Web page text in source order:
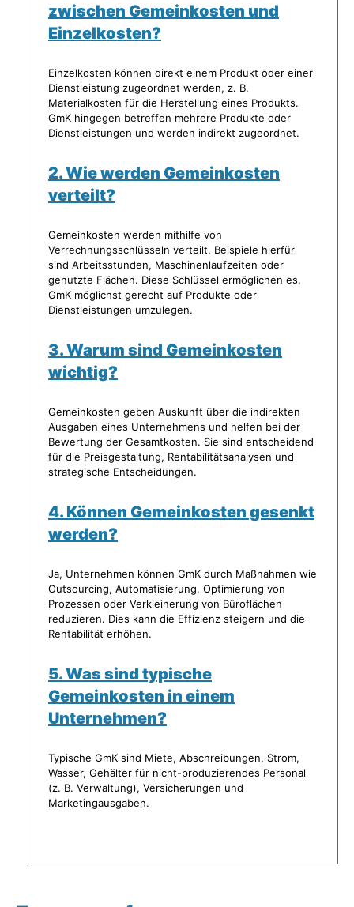
zwischen Gemeinkosten und
Einzelkosten?
Einzelkosten können direkt einem Produkt oder einer
Dienstleistung zugeordnet werden, z. B.
Materialkosten für die Herstellung eines Produkts.
GmK hingegen betreffen mehrere Produkte oder
Dienstleistungen und werden indirekt zugeordnet.
2. Wie werden Gemeinkosten
verteilt?
Gemeinkosten werden mithilfe von
Verrechnungsschlüsseln verteilt. Beispiele hierfür
sind Arbeitsstunden, Maschinenlaufzeiten oder
genutzte Flächen. Diese Schlüssel ermöglichen es,
GmK möglichst gerecht auf Produkte oder
Dienstleistungen umzulegen.
3. Warum sind Gemeinkosten
wichtig?
Gemeinkosten geben Auskunft über die indirekten
Ausgaben eines Unternehmens und helfen bei der
Bewertung der Gesamtkosten. Sie sind entscheidend
für die Preisgestaltung, Rentabilitätsanalysen und
strategische Entscheidungen.
4. Können Gemeinkosten gesenkt
werden?
Ja, Unternehmen können GmK durch Maßnahmen wie
Outsourcing, Automatisierung, Optimierung von
Prozessen oder Verkleinerung von Büroflächen
reduzieren. Dies kann die Effizienz steigern und die
Rentabilität erhöhen.
5. Was sind typische
Gemeinkosten in einem
Unternehmen?
Typische GmK sind Miete, Abschreibungen, Strom,
Wasser, Gehälter für nicht-produzierendes Personal
(z. B. Verwaltung), Versicherungen und
Marketingausgaben.